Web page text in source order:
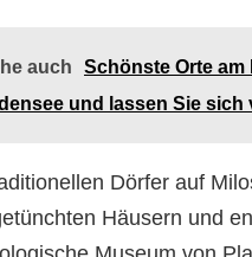
auch
Schönste Orte
und lassen Sie
Dörfer auf
Häusern und